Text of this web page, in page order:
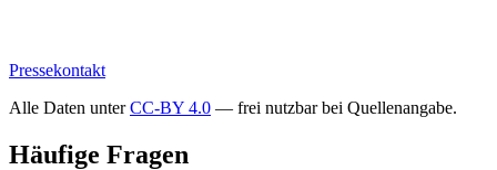
Pressekontakt
Alle Daten unterCC-BY 4.0 — frei nutzbar bei Quellenangabe.
Häufige Fragen